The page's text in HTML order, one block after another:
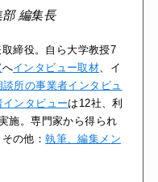
編集長
取締役。自ら大学教授7
へインタビュー取材、イ
談所の事業者インタビュ
ンタビューは12社、利
施。専門家から得られ
の他：執筆、編集メン